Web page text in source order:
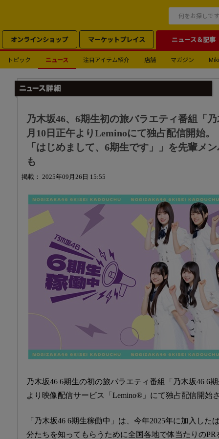
オンラインショップ マーケットプレイス ニュース＆記事
トピック ニュース 注目アイテム紹介 店舗 マガジン
乃木坂46、6期生初の旅バラエティ番組「
月10日正午よりLeminoにて独占配信開始
「はじめまして、6期生です」」を先輩メ
も
掲載： 2025年09月26日 15:55
乃木坂46 6期生の初の旅バラエティ番組「乃木坂46 6
より映像配信サービス「Lemino®」にて独占配信開始
「乃木坂46 6期生稼働中」は、今年2025年に加入した
分たちを知ってもらうために全国各地で体当たりの